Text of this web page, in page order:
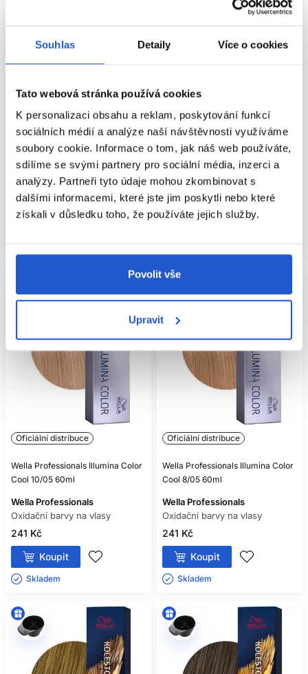
Souhlas Detaily Více o cookies
Tato webová stránka používá cookies
K personalizaci obsahu a reklam, poskytování funkcí
sociálních médií a analýze naší návštěvnosti využíváme
soubory cookie. Informace o tom, jak náš web používáte,
sdílíme se svými partnery pro sociální média, inzerci a
analýzy. Partneři tyto údaje mohou zkombinovat s
dalšími informacemi, které jste jim poskytli nebo které
získali v důsledku toho, že používáte jejich služby.
Povolit vše
Upravit
L'Oréal Professionnel INOA
permanentní barva na vlasy bez
L'Oréal Professionnel
Oxidační barvy na vlasy
285 Kč
Koupit
L'Oréal Professionnel INOA
permanentní barva na vlasy bez
L'Oréal Professionnel
Oxidační barvy na vlasy
285 Kč
Koupit
Oficiální distribuce
Wella Professionals Illumina Color
Cool 10/05 60ml
Wella Professionals
Oxidační barvy na vlasy
241 Kč
Koupit
Skladem ㅤ
Oficiální distribuce
Wella Professionals Illumina Color
Cool 8/05 60ml
Wella Professionals
Oxidační barvy na vlasy
241 Kč
Koupit
Skladem ㅤ